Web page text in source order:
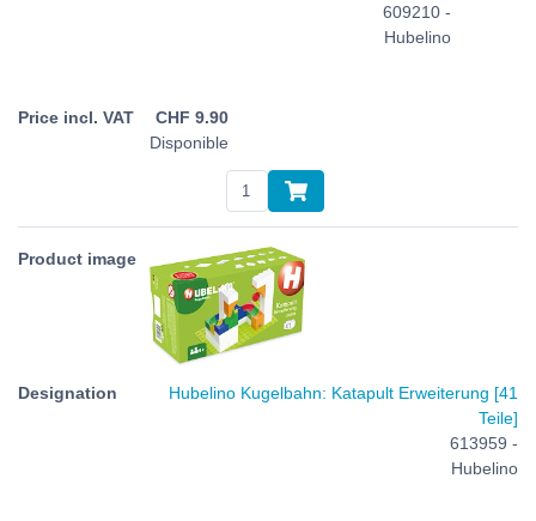
609210 -
Hubelino
CHF 9.90
Disponible
Hubelino Kugelbahn: Katapult Erweiterung [41
Teile]
613959 -
Hubelino